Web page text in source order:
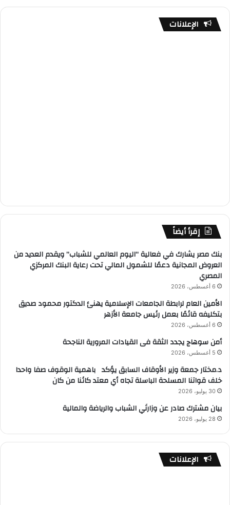
الإعلانات
إقرأ أيضاً
بنك مصر يشارك في فعالية “اليوم العالمي للشباب” ويقدم العديد من
العروض المجانية دعمًا للشمول المالي تحت رعاية البنك المركزي
المصري
6 أغسطس، 2026
الأمين العام لرابطة الجامعات الإسلامية يهنئ الدكتور محمود صديق
بتكليفه قائمًا بعمل رئيس جامعة الأزهر
6 أغسطس، 2026
أمن سوهاج يجدد الثقة فى القيادات المرورية الناجحة
5 أغسطس، 2026
د.مختار جمعة وزير الأوقاف السابق يؤكد باهمية الوقوف صفا واحدا
خلف قواتنا المسلحة الباسلة تجاه أي معتد كائنا من كان
30 يوليو، 2026
بيان مشترك صادر عن وزارتَي الشباب والرياضة والمالية
28 يوليو، 2026
الإعلانات